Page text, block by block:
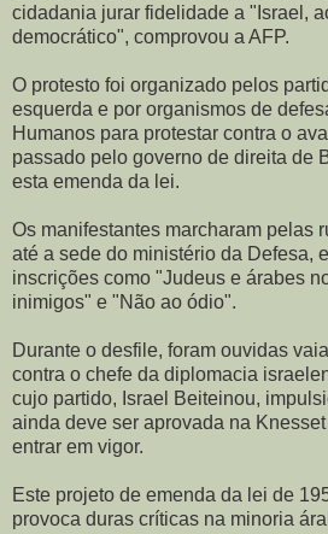
cidadania jurar fidelidade a "Israel,
democrático", comprovou a AFP.
O protesto foi organizado pelos
esquerda e por organismos de
Humanos para protestar contra o
passado pelo governo de direita de
esta emenda da lei.
Os manifestantes marcharam pelas
até a sede do ministério da Defesa,
inscrições como "Judeus e árabes
inimigos" e "Não ao ódio".
Durante o desfile, foram ouvidas
contra o chefe da diplomacia
cujo partido, Israel Beiteinou,
ainda deve ser aprovada na
entrar em vigor.
Este projeto de emenda da lei de
provoca duras críticas na minoria